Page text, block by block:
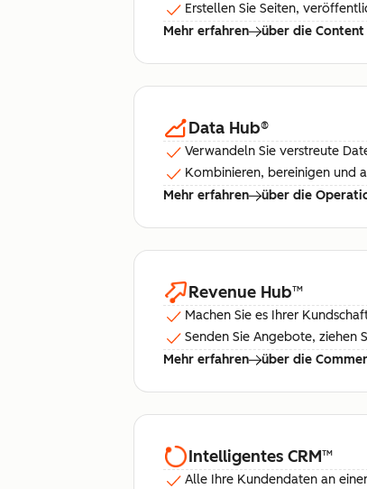
Erstellen Sie Seiten,
Mehr erfahren
über die
Data Hub®
Verwandeln Sie verstreute
Kombinieren, bereinigen und
Mehr erfahren
über die
Revenue Hub™
Machen Sie es Ihrer
Senden Sie Angebote, ziehen
Mehr erfahren
über die
Intelligentes CRM™
Alle Ihre Kundendaten an